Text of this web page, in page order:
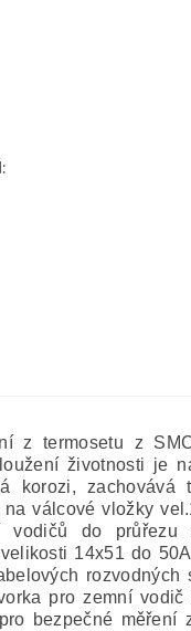
z termosetu z
životnosti je
korozi,
válcové vložky
do
14x51 do
pro zemní
bezpečné měření